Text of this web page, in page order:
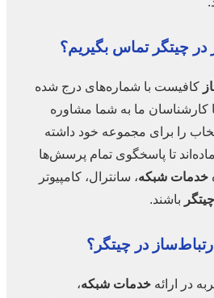
چیتگرتماس بگیریم؟
با شماره‌های درج شده
ما به شما مشاوره
را برای مجموعه خود داشته
تا پاسخگوی تمام پرسش‌ها
شبکه، سانترال، کامپیوتر
باشند.
در چیتگر؟
ارائه خدمات شبکه،